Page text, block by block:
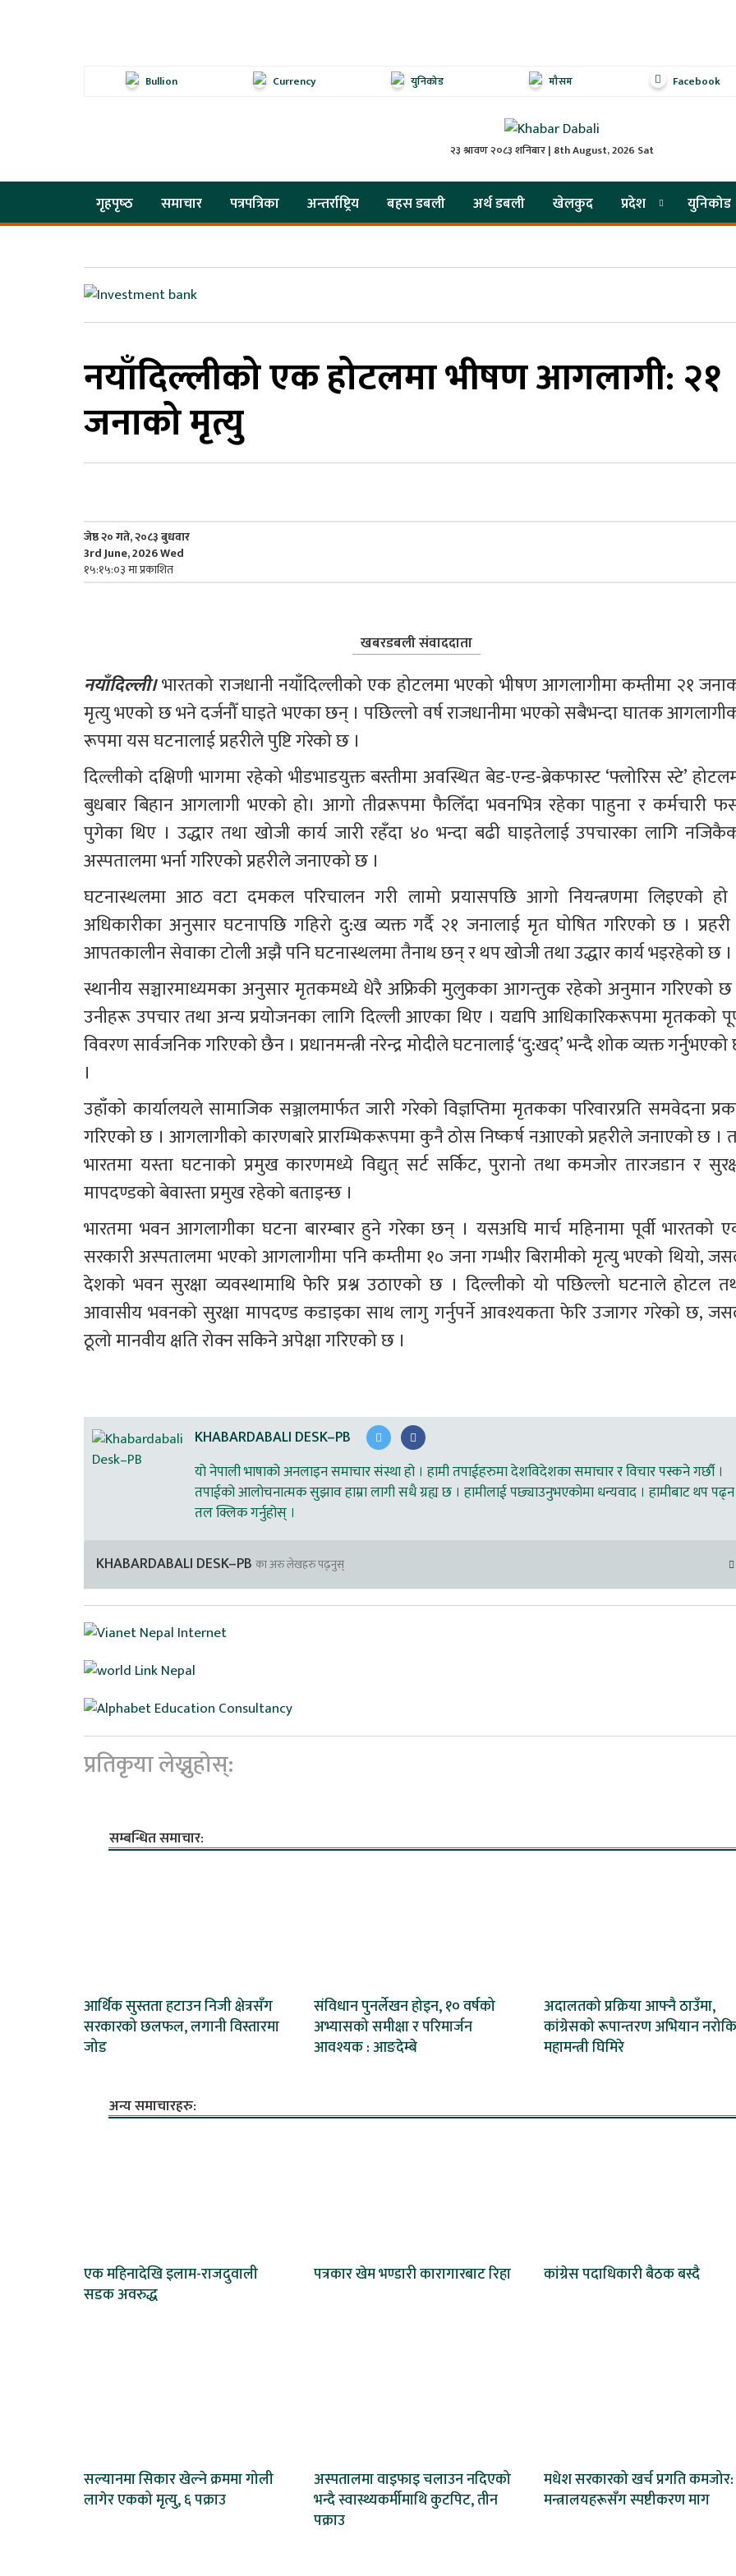
Bullion Currency युनिकोड मौसम Facebook
२३ श्रावण २०८३ शनिबार | 8th August, 2026 Sat
गृहपृष्‍ठ समाचार पत्रपत्रिका अन्तर्राष्ट्रिय बहस डबली अर्थ डबली खेलकुद प्रदेश युनिकोड
नयाँदिल्लीको एक होटलमा भीषण आगलागी: २१
जनाको मृत्यु
जेष्ठ २० गते, २०८३ बुधवार
3rd June, 2026 Wed
१५:१५:०३ मा प्रकाशित
खबरडबली संवाददाता
नयाँदिल्ली। भारतको राजधानी नयाँदिल्लीको एक होटलमा भएको भीषण आगलागीमा कम्तीमा २१
मृत्यु भएको छ भने दर्जनौँ घाइते भएका छन् । पछिल्लो वर्ष राजधानीमा भएको सबैभन्दा घातक
रूपमा यस घटनालाई प्रहरीले पुष्टि गरेको छ ।
दिल्लीको दक्षिणी भागमा रहेको भीडभाडयुक्त बस्तीमा अवस्थित बेड-एन्ड-ब्रेकफास्ट ‘फ्लोरिस स्टे’
बुधबार बिहान आगलागी भएको हो। आगो तीव्ररूपमा फैलिँदा भवनभित्र रहेका पाहुना र कर्मचारी
पुगेका थिए । उद्धार तथा खोजी कार्य जारी रहँदा ४० भन्दा बढी घाइतेलाई उपचारका लागि
अस्पतालमा भर्ना गरिएको प्रहरीले जनाएको छ ।
घटनास्थलमा आठ वटा दमकल परिचालन गरी लामो प्रयासपछि आगो नियन्त्रणमा लिइएको
अधिकारीका अनुसार घटनापछि गहिरो दु:ख व्यक्त गर्दै २१ जनालाई मृत घोषित गरिएको छ ।
आपतकालीन सेवाका टोली अझै पनि घटनास्थलमा तैनाथ छन् र थप खोजी तथा उद्धार कार्य भइरहेको छ ।
स्थानीय सञ्चारमाध्यमका अनुसार मृतकमध्ये धेरै अफ्रिकी मुलुकका आगन्तुक रहेको अनुमान गरिएको
उनीहरू उपचार तथा अन्य प्रयोजनका लागि दिल्ली आएका थिए । यद्यपि आधिकारिकरूपमा मृतकको
विवरण सार्वजनिक गरिएको छैन । प्रधानमन्त्री नरेन्द्र मोदीले घटनालाई ‘दु:खद्’ भन्दै शोक व्यक्त
।
उहाँको कार्यालयले सामाजिक सञ्जालमार्फत जारी गरेको विज्ञप्तिमा मृतकका परिवारप्रति समवेदना
गरिएको छ । आगलागीको कारणबारे प्रारम्भिकरूपमा कुनै ठोस निष्कर्ष नआएको प्रहरीले जनाएको छ ।
भारतमा यस्ता घटनाको प्रमुख कारणमध्ये विद्युत् सर्ट सर्किट, पुरानो तथा कमजोर तारजडान र
मापदण्डको बेवास्ता प्रमुख रहेको बताइन्छ ।
भारतमा भवन आगलागीका घटना बारम्बार हुने गरेका छन् । यसअघि मार्च महिनामा पूर्वी भारतको
सरकारी अस्पतालमा भएको आगलागीमा पनि कम्तीमा १० जना गम्भीर बिरामीको मृत्यु भएको थियो,
देशको भवन सुरक्षा व्यवस्थामाथि फेरि प्रश्न उठाएको छ । दिल्लीको यो पछिल्लो घटनाले होटल
आवासीय भवनको सुरक्षा मापदण्ड कडाइका साथ लागु गर्नुपर्ने आवश्यकता फेरि उजागर गरेको छ,
ठूलो मानवीय क्षति रोक्न सकिने अपेक्षा गरिएको छ ।
KHABARDABALI DESK–PB
यो नेपाली भाषाको अनलाइन समाचार संस्था हो । हामी तपाईहरुमा देशविदेशका समाचार र विचार पस्कने गर्छौ ।
तपाईको आलोचनात्मक सुझाव हाम्रा लागी सधै ग्रह्य छ । हामीलाई पछ्याउनुभएकोमा धन्यवाद । हामीबाट थप पढ्न
तल क्लिक गर्नुहोस् ।
KHABARDABALI DESK–PB का अरु लेखहरु पढ्नुस्
प्रतिकृया लेख्नुहोस्:
सम्बन्धित समाचार:
आर्थिक सुस्तता हटाउन निजी क्षेत्रसँग
सरकारको छलफल, लगानी विस्तारमा
जोड
संविधान पुनर्लेखन होइन, १० वर्षको
अभ्यासको समीक्षा र परिमार्जन
आवश्यक : आङदेम्बे
अदालतको प्रक्रिया आफ्नै ठाउँमा,
कांग्रेसको रूपान्तरण अभियान
महामन्त्री घिमिरे
अन्य समाचारहरु:
एक महिनादेखि इलाम-राजदुवाली
सडक अवरुद्ध
पत्रकार खेम भण्डारी कारागारबाट रिहा कांग्रेस पदाधिकारी बैठक बस्दै
सल्यानमा सिकार खेल्ने क्रममा गोली
लागेर एकको मृत्यु, ६ पक्राउ
अस्पतालमा वाइफाइ चलाउन नदिएको
भन्दै स्वास्थ्यकर्मीमाथि कुटपिट, तीन
पक्राउ
मधेश सरकारको खर्च प्रगति कमजोर:
मन्त्रालयहरूसँग स्पष्टीकरण माग